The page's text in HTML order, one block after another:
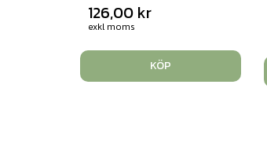
126,00 kr
exkl moms
KÖP